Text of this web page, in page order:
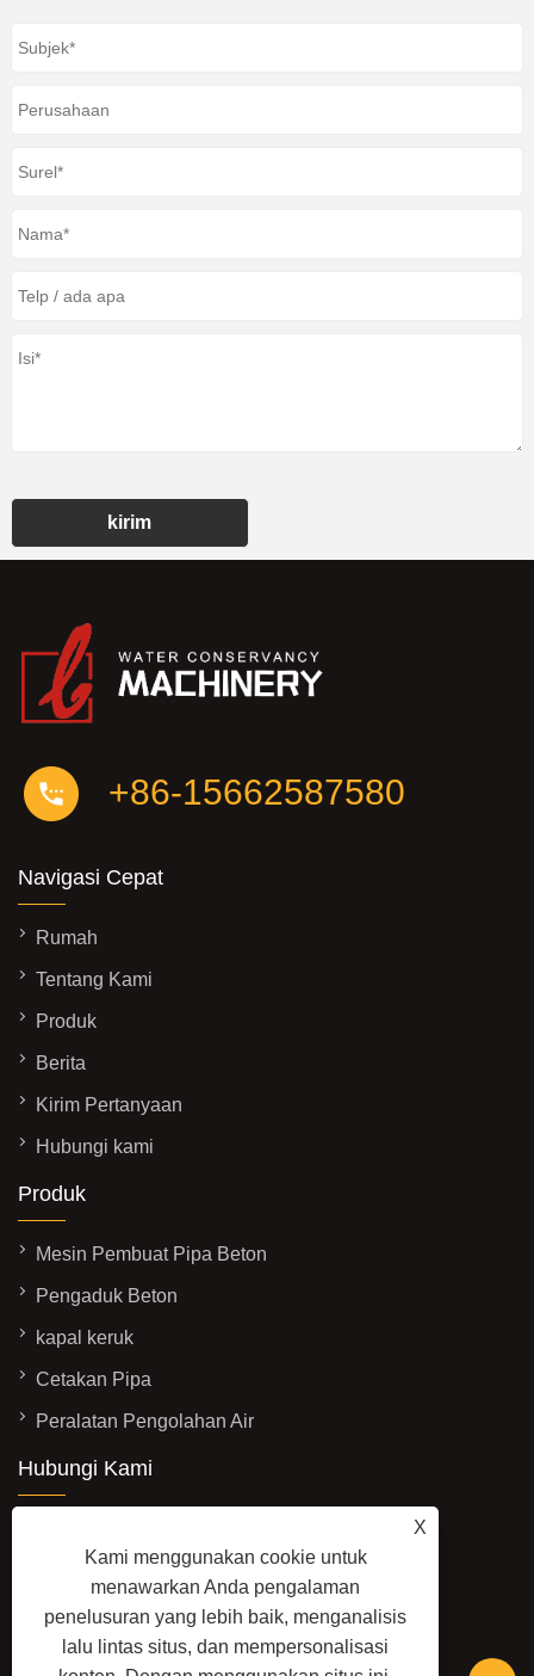
kirim
X
Kami menggunakan cookie untuk
menawarkan Anda pengalaman
penelusuran yang lebih baik, menganalisis
lalu lintas situs, dan mempersonalisasi
+86-15662587580
Navigasi Cepat
Rumah
Tentang Kami
Produk
Berita
Kirim Pertanyaan
Hubungi kami
Produk
Mesin Pembuat Pipa Beton
Pengaduk Beton
kapal keruk
Cetakan Pipa
Peralatan Pengolahan Air
Hubungi Kami
Zona Pengembangan Ekonomi, Kota
Qingzhou, Provinsi Shandong, Tiongkok
SUREL:sales@baolaimachinery.com